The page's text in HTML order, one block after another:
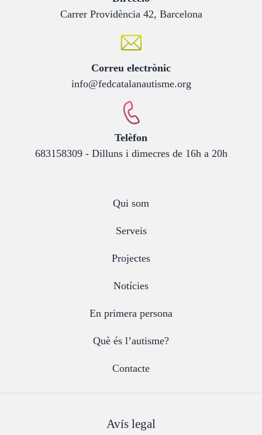
Carrer Providència 42, Barcelona
Correu electrònic:
info@fedcatalanautisme.org
Telèfon
683158309 - Dilluns i dimecres de 16h a 20h
Qui som
Serveis
Projectes
Notícies
En primera persona
Què és l’autisme?
Contacte
Avís legal